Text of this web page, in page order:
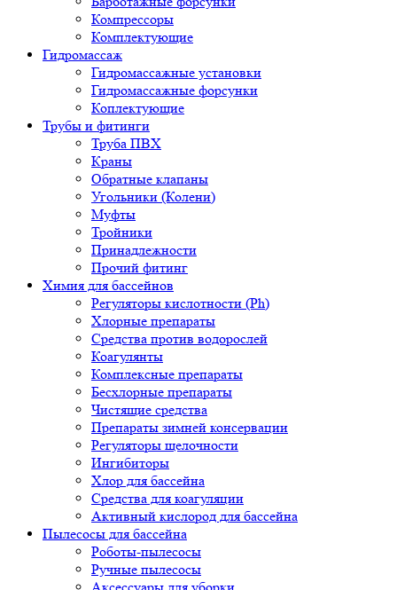
Компрессоры
Комплектующие
Гидромассаж
Гидромассажные установки
Гидромассажные форсунки
Коплектующие
Трубы и фитинги
Труба ПВХ
Краны
Обратные клапаны
Угольники (Колени)
Муфты
Тройники
Принадлежности
Прочий фитинг
Химия для бассейнов
Регуляторы кислотности (Ph)
Хлорные препараты
Средства против водорослей
Коагулянты
Комплексные препараты
Бесхлорные препараты
Чистящие средства
Препараты зимней консервации
Регуляторы щелочности
Ингибиторы
Хлор для бассейна
Средства для коагуляции
Активный кислород для бассейна
Пылесосы для бассейна
Роботы-пылесосы
Ручные пылесосы